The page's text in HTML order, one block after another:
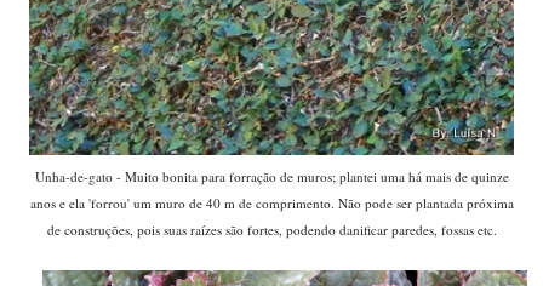
Unha-de-gato - Muito bonita para forração de muros; plantei uma há mais de quinze
anos e ela 'forrou' um muro de 40 m de comprimento. Não pode ser plantada próxima
de construções, pois suas raízes são fortes, podendo danificar paredes, fossas etc.